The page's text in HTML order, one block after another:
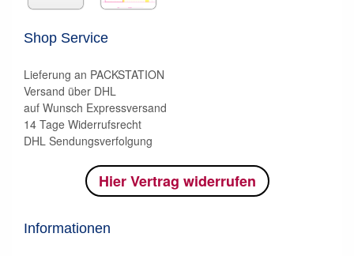
Shop Service
Lieferung an PACKSTATION
Versand über DHL
auf Wunsch Expressversand
14 Tage Widerrufsrecht
DHL Sendungsverfolgung
Hier Vertrag widerrufen
Informationen